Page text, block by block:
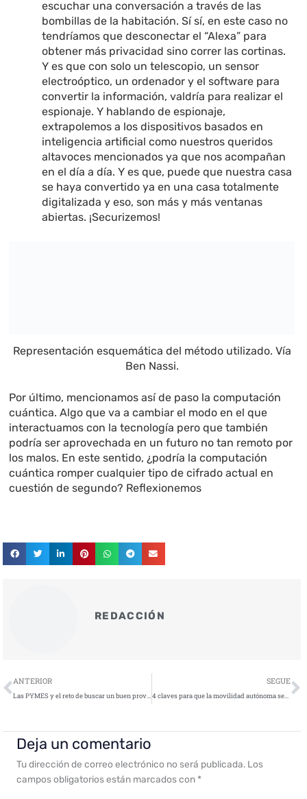
escuchar una conversación a través de las
bombillas de la habitación. Sí sí, en este caso no
tendríamos que desconectar el “Alexa” para
obtener más privacidad sino correr las cortinas.
Y es que con solo un telescopio, un sensor
electroóptico, un ordenador y el software para
convertir la información, valdría para realizar el
espionaje. Y hablando de espionaje,
extrapolemos a los dispositivos basados en
inteligencia artificial como nuestros queridos
altavoces mencionados ya que nos acompañan
en el día a día. Y es que, puede que nuestra casa
se haya convertido ya en una casa totalmente
digitalizada y eso, son más y más ventanas
abiertas. ¡Securizemos!
Representación esquemática del método utilizado. Vía
Ben Nassi.
Por último, mencionamos así de paso la computación
cuántica. Algo que va a cambiar el modo en el que
interactuamos con la tecnología pero que también
podría ser aprovechada en un futuro no tan remoto por
los malos. En este sentido, ¿podría la computación
cuántica romper cualquier tipo de cifrado actual en
cuestión de segundo? Reflexionemos
REDACCIÓN
Ant
ANTERIOR
Las PYMES y el reto de buscar un buen proveedor de servicios gestionado
SEGUE
4 claves para que la movilidad autónoma sea una realidad en España
Deja un comentario
Tu dirección de correo electrónico no será publicada. Los
campos obligatorios están marcados con *